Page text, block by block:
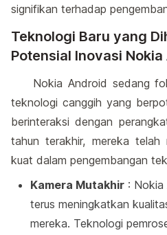
signifikan terhadap
Teknologi Baru yang
Potensial Inovasi Nokia
Nokia Android sedang
teknologi canggih yang
berinteraksi dengan
tahun terakhir, mereka telah
kuat dalam pengembangan
Kamera Mutakhir : Nokia
terus meningkatkan
mereka. Teknologi